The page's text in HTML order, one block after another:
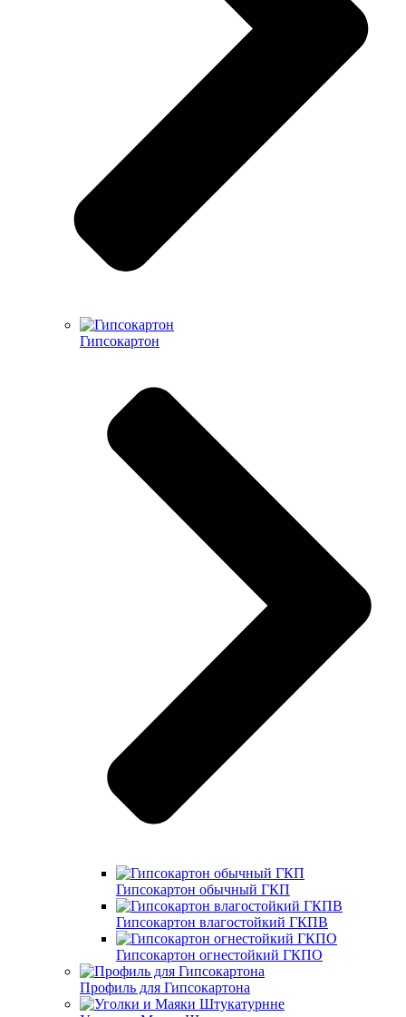
Гипсокартон
Гипсокартон обычный ГКП
Гипсокартон влагостойкий ГКПВ
Гипсокартон огнестойкий ГКПО
Профиль для Гипсокартона